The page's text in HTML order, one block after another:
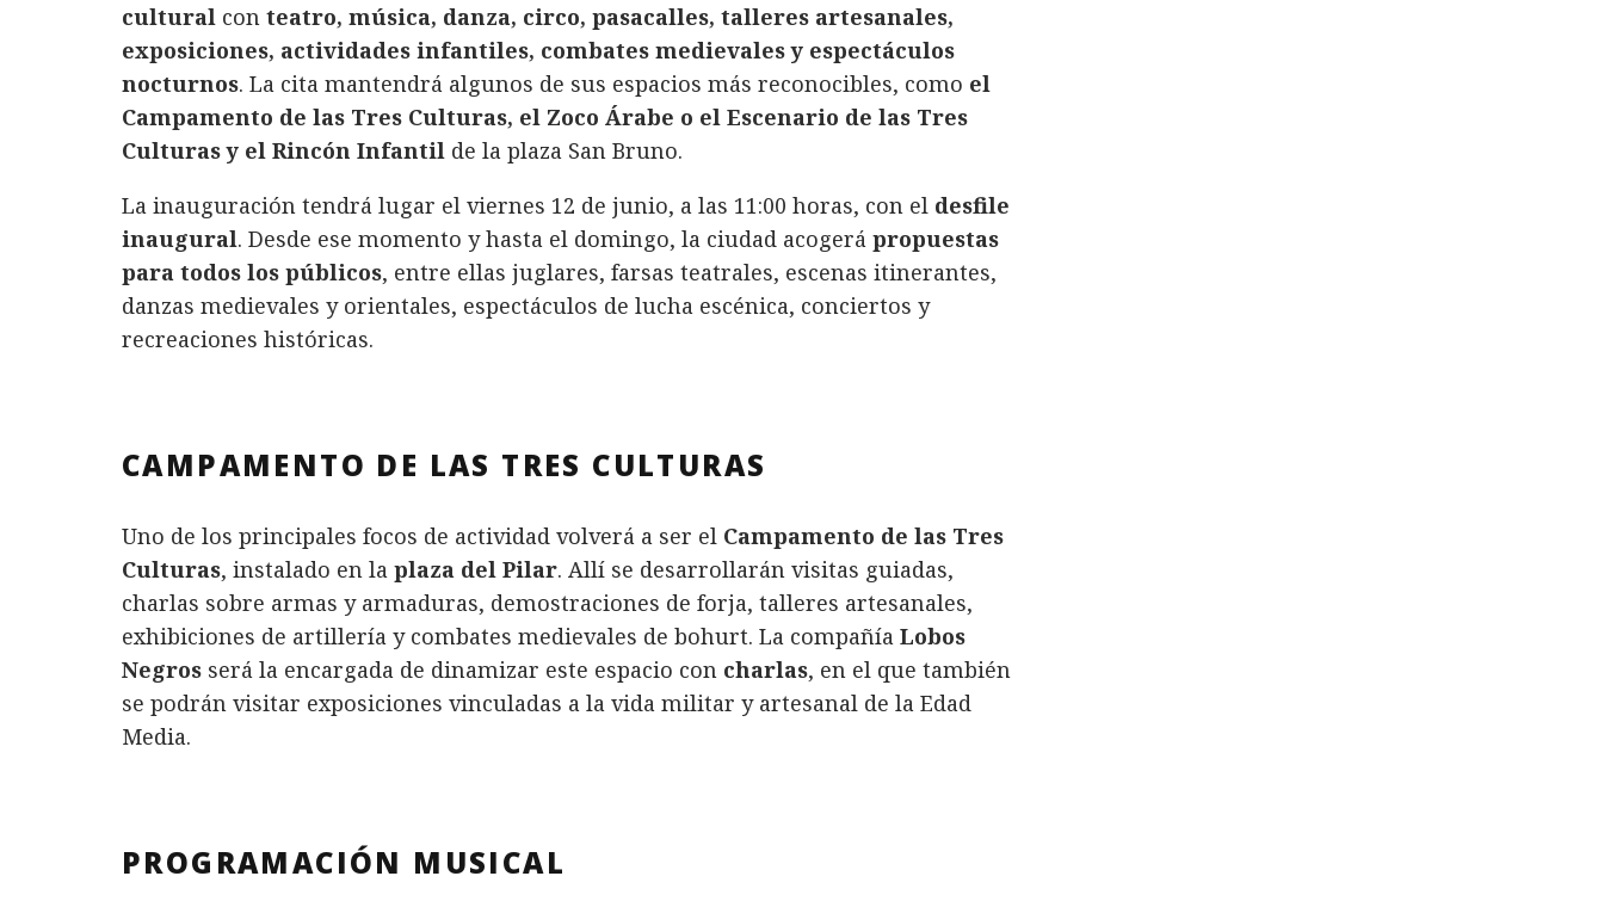
cultural con teatro, música, danza, circo, pasacalles, talleres artesanales,
exposiciones, actividades infantiles, combates medievales y espectáculos
nocturnos. La cita mantendrá algunos de sus espacios más reconocibles, como el
Campamento de las Tres Culturas, el Zoco Árabe o el Escenario de las Tres
Culturas y el Rincón Infantil de la plaza San Bruno.
La inauguración tendrá lugar el viernes 12 de junio, a las 11:00 horas, con el desfile
inaugural. Desde ese momento y hasta el domingo, la ciudad acogerá propuestas
para todos los públicos, entre ellas juglares, farsas teatrales, escenas itinerantes,
danzas medievales y orientales, espectáculos de lucha escénica, conciertos y
recreaciones históricas.
CAMPAMENTO DE LAS TRES CULTURAS
Uno de los principales focos de actividad volverá a ser el Campamento de las Tres
Culturas, instalado en la plaza del Pilar. Allí se desarrollarán visitas guiadas,
charlas sobre armas y armaduras, demostraciones de forja, talleres artesanales,
exhibiciones de artillería y combates medievales de bohurt. La compañía Lobos
Negros será la encargada de dinamizar este espacio con charlas, en el que también
se podrán visitar exposiciones vinculadas a la vida militar y artesanal de la Edad
Media.
PROGRAMACIÓN MUSICAL